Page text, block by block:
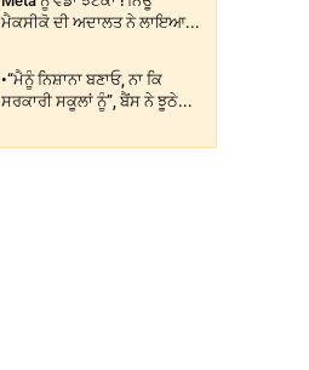
ਮੈਕਸੀਕੋ ਦੀ ਅਦਾਲਤ ਨੇ ਲਾਇਆ...
•“ਮੈਨੂੰ ਨਿਸ਼ਾਨਾ ਬਣਾਓ, ਨਾ ਕਿ
ਸਰਕਾਰੀ ਸਕੂਲਾਂ ਨੂੰ”, ਬੈਂਸ ਨੇ ਝੂਠੇ...